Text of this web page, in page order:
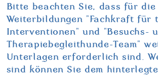
Bitte beachten Sie, dass für die
Weiterbildungen "Fachkraft für
Interventionen" und "Besuchs-
Therapiebegleithunde-Team"
Unterlagen erforderlich sind.
sind können Sie dem